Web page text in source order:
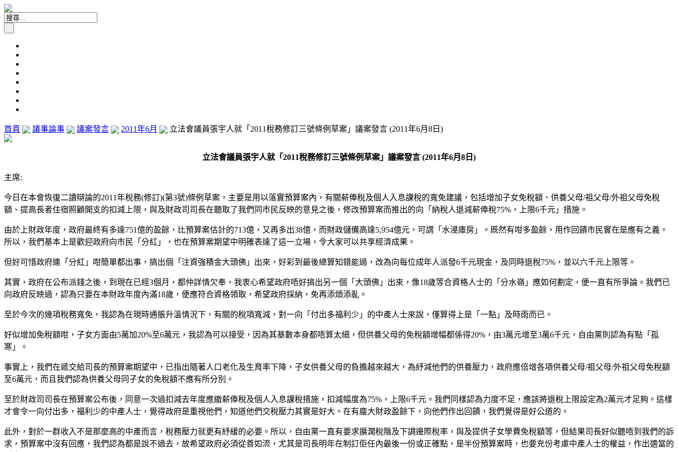
首頁 議事論事 議案發言 2011年6月 立法會議員張宇人就「2011稅務修訂三號條例草案」議案發言 (2011年6月8日)
立法會議員張宇人就「2011稅務修訂三號條例草案」議案發言 (2011年6月8日)
主席:
今日在本會恢復二讀辯論的2011年稅務(修訂)(第3號)條例草案，主要是用以落實預算案內，有關薪俸稅及個人入息課稅的寬免建議，包括增加子女免稅額、供養父母/祖父母/外祖父母免稅
額、提高長者住宿照顧開支的扣減上限，與及財政司司長在聽取了我們同市民反映的意見之後，修改預算案而推出的向「納稅人退減薪俸稅75%，上限6千元」措施。
由於上財政年度，政府最終有多達751億的盈餘，比預算案估計的713億，又再多出38億，而財政儲備高達5,954億元，可謂「水浸庫房」。既然有咁多盈餘，用作回饋市民實在是應有之義。
所以，我們基本上是歡迎政府向市民「分紅」，也在預算案期望中明確表達了這一立場，令大家可以共享經濟成果。
但好可惜政府連「分紅」咁簡單都出事，搞出個「注資強積金大頭佛」出來，好彩到最後總算知錯能過，改為向每位成年人派發6千元現金，及同時退稅75%，並以六千元上限等。
其實，政府在公布派錢之後，到現在已經3個月，都仲詳情欠奉，我衷心希望政府唔好搞出另一個「大頭佛」出來，像18歲等合資格人士的「分水嶺」應如何劃定，便一直有所爭論。我們已
向政府反映過，認為只要在本財政年度內滿18歲，便應符合資格領取，希望政府採納，免再添煩添亂。
至於今次的幾項稅務寬免，我認為在現時通脹升溫情況下，有關的稅項寬減，對一向「付出多福利少」的中產人士來說，僅算得上是「一點」及時雨而已。
好似增加免稅額咁，子女方面由5萬加20%至6萬元，我認為可以接受，因為其基數本身都唔算太細，但供養父母的免稅額增幅都係得20%，由3萬元增至3萬6千元，自由黨則認為有點「孤
寒」。
事實上，我們在遞交給司長的預算案期望中，已指出隨著人口老化及生育率下降，子女供養父母的負擔越來越大，為紓減他們的供養壓力，政府應倍增各項供養父母/祖父母/外祖父母免稅額
至6萬元，而且我們認為供養父母同子女的免稅額不應有所分別。
至於財政司司長在預算案公布後，同意一次過扣減去年度應繳薪俸稅及個人入息課稅措施，扣減幅度為75%，上限6千元。我們同樣認為力度不足，應該將退稅上限設定為2萬元才足夠。這樣
才會令一向付出多，福利少的中產人士，覺得政府是重視他們，知道他們交稅壓力其實是好大。在有龐大財政盈餘下，向他們作出回饋，我們覺得是好公道的。
此外，對於一群收入不是那麼高的中產而言，稅務壓力就更有紓緩的必要。所以，自由黨一直有要求擴濶稅階及下調邊際稅率，與及提供子女學費免稅額等，但結果司長好似聽唔到我們的訴
求，預算案中沒有回應，我們認為都是說不過去，故希望政府必須從善如流，尤其是司長明年在制訂佢任內最後一份或正確點，是半份預算案時，也要充份考慮中產人士的權益，作出適當的